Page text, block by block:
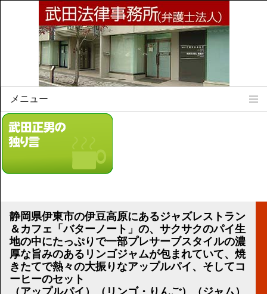
メニュー
Home
所属弁護士
法律相談案内
リンク集
顧問契約について
講演のご案内
気をつけたい法律のポイント
静岡県伊東市の伊豆高原にあるジャズレストラン
＆カフェ「バターノート」の、サクサクのパイ生
地の中にたっぷりで一部プレサーブスタイルの濃
厚な旨みのあるリンゴジャムが包まれていて、焼
きたてで熱々の大振りなアップルパイ、そしてコ
ーヒーのセット
（アップルパイ）（リンゴ・りんご）（ジャム）